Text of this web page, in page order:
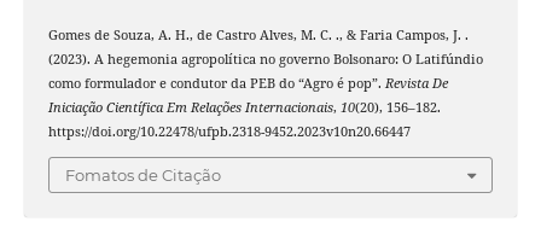
Gomes de Souza, A. H., de Castro Alves, M. C. ., & Faria Campos, J. .
(2023). A hegemonia agropolítica no governo Bolsonaro: O Latifúndio
como formulador e condutor da PEB do “Agro é pop”. Revista De
Iniciação Científica Em Relações Internacionais, 10(20), 156–182.
https://doi.org/10.22478/ufpb.2318-9452.2023v10n20.66447
Fomatos de Citação